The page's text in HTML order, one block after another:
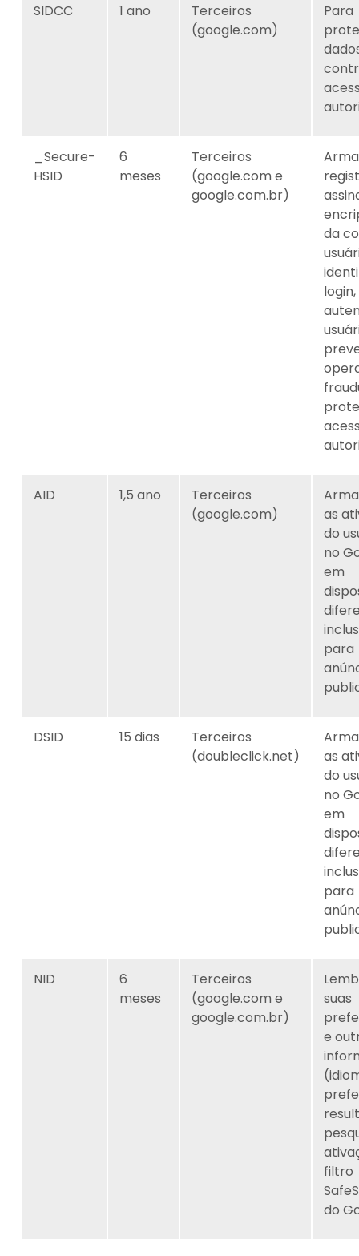
SIDCC 1 ano
Terceiros
(google.com)
Para
_Secure-
HSID
6
meses
Terceiros
(google.com e
google.com.br)
da
login,
AID 1,5 ano
Terceiros
(google.com)
as
do
no
em
para
DSID 15 dias
Terceiros
(doubleclick.net)
as
do
no
em
para
NID
6
meses
Terceiros
(google.com e
google.com.br)
suas
e
filtro
do